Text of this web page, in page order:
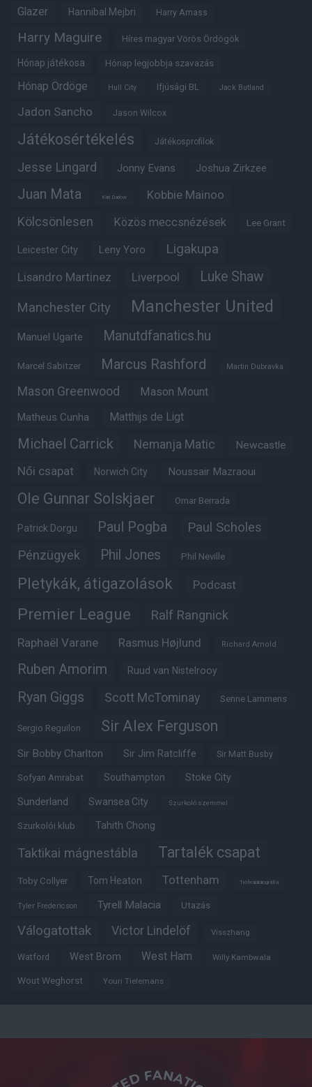
Glazer Hannibal Mejbri Harry Amass
Harry Maguire Híres magyar Vörös Ördögök
Hónap játékosa Hónap legjobbja szavazás
Hónap Ördöge Hull City Ifjúsági BL Jack Butland
Jadon Sancho Jason Wilcox
Játékosértékelés Játékosprofilok
Jesse Lingard Jonny Evans Joshua Zirkzee
Juan Mata Karl Darlow Kobbie Mainoo
Kölcsönlesen Közös meccsnézések Lee Grant
Leicester City Leny Yoro Ligakupa
Lisandro Martinez Liverpool Luke Shaw
Manchester City Manchester United
Manuel Ugarte Manutdfanatics.hu
Marcel Sabitzer Marcus Rashford Martin Dubravka
Mason Greenwood Mason Mount
Matheus Cunha Matthijs de Ligt
Michael Carrick Nemanja Matic Newcastle
Női csapat Norwich City Noussair Mazraoui
Ole Gunnar Solskjaer Omar Berrada
Patrick Dorgu Paul Pogba Paul Scholes
Pénzügyek Phil Jones Phil Neville
Pletykák, átigazolások Podcast
Premier League Ralf Rangnick
Raphaël Varane Rasmus Højlund Richard Arnold
Ruben Amorim Ruud van Nistelrooy
Ryan Giggs Scott McTominay Senne Lammens
Sergio Reguilon Sir Alex Ferguson
Sir Bobby Charlton Sir Jim Ratcliffe Sir Matt Busby
Sofyan Amrabat Southampton Stoke City
Sunderland Swansea City Szurkoló szemmel
Szurkolói klub Tahith Chong
Taktikai mágnestábla Tartalék csapat
Toby Collyer Tom Heaton Tottenham Trófeabibliográfia
Tyler Fredericson Tyrell Malacia Utazás
Válogatottak Victor Lindelöf Visszhang
Watford West Brom West Ham Willy Kambwala
Wout Weghorst Youri Tielemans